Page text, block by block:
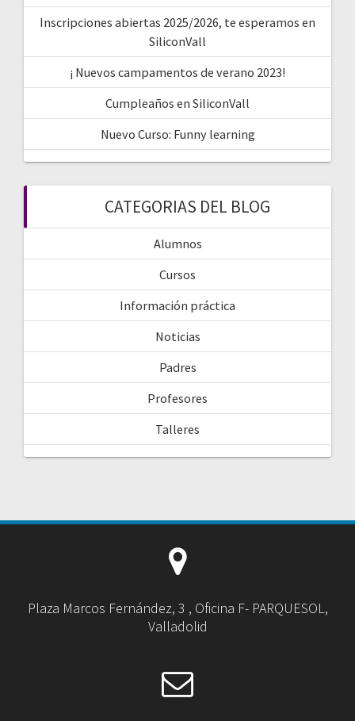
Inscripciones abiertas 2025/2026, te esperamos en
SiliconVall
¡ Nuevos campamentos de verano 2023!
Cumpleaños en SiliconVall
Nuevo Curso: Funny learning
CATEGORIAS DEL BLOG
Alumnos
Cursos
Información práctica
Noticias
Padres
Profesores
Talleres
Plaza Marcos Fernández, 3 , Oficina F- PARQUESOL,
Valladolid